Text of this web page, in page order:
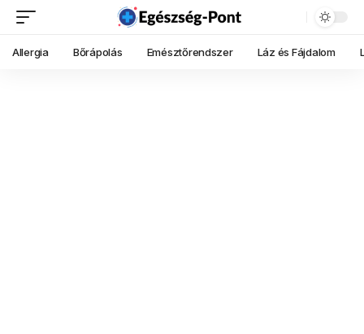
Allergia Bőrápolás Emésztőrendszer Láz és Fájdalom